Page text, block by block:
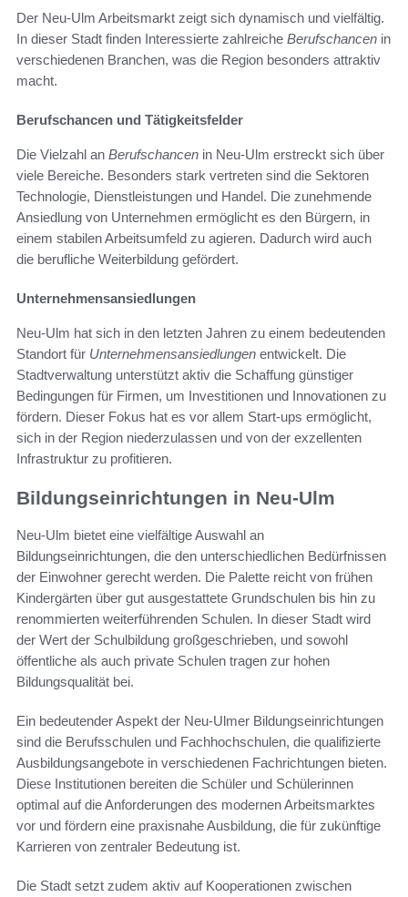
Der Neu-Ulm Arbeitsmarkt zeigt sich dynamisch und vielfältig.
In dieser Stadt finden Interessierte zahlreiche Berufschancen in
verschiedenen Branchen, was die Region besonders attraktiv
macht.
Berufschancen und Tätigkeitsfelder
Die Vielzahl an Berufschancen in Neu-Ulm erstreckt sich über
viele Bereiche. Besonders stark vertreten sind die Sektoren
Technologie, Dienstleistungen und Handel. Die zunehmende
Ansiedlung von Unternehmen ermöglicht es den Bürgern, in
einem stabilen Arbeitsumfeld zu agieren. Dadurch wird auch
die berufliche Weiterbildung gefördert.
Unternehmensansiedlungen
Neu-Ulm hat sich in den letzten Jahren zu einem bedeutenden
Standort für Unternehmensansiedlungen entwickelt. Die
Stadtverwaltung unterstützt aktiv die Schaffung günstiger
Bedingungen für Firmen, um Investitionen und Innovationen zu
fördern. Dieser Fokus hat es vor allem Start-ups ermöglicht,
sich in der Region niederzulassen und von der exzellenten
Infrastruktur zu profitieren.
Bildungseinrichtungen in Neu-Ulm
Neu-Ulm bietet eine vielfältige Auswahl an
Bildungseinrichtungen, die den unterschiedlichen Bedürfnissen
der Einwohner gerecht werden. Die Palette reicht von frühen
Kindergärten über gut ausgestattete Grundschulen bis hin zu
renommierten weiterführenden Schulen. In dieser Stadt wird
der Wert der Schulbildung großgeschrieben, und sowohl
öffentliche als auch private Schulen tragen zur hohen
Bildungsqualität bei.
Ein bedeutender Aspekt der Neu-Ulmer Bildungseinrichtungen
sind die Berufsschulen und Fachhochschulen, die qualifizierte
Ausbildungsangebote in verschiedenen Fachrichtungen bieten.
Diese Institutionen bereiten die Schüler und Schülerinnen
optimal auf die Anforderungen des modernen Arbeitsmarktes
vor und fördern eine praxisnahe Ausbildung, die für zukünftige
Karrieren von zentraler Bedeutung ist.
Die Stadt setzt zudem aktiv auf Kooperationen zwischen